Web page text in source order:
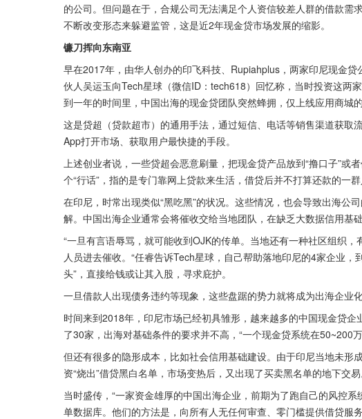
的公司。但问题在于，合规公司无法满足个人资信较差人群的借款需
不断改变形态来躲避监管，这是近2年现金贷市场发展的缩影。
镰刀挥向东南亚
早在2017年，由华人创办的印飞科技、Rupiahplus，两家印尼现金
伙人吴运玉向Tech星球（微信ID：tech618）回忆称，当时投资这两
到一年的时间里，中国出海的现金贷团队突然蜂拥，仅上线应用商城
这是贷超（贷款超市）的通用手法，通过短信、电话等销售渠道获取
App打开市场、获取用户最快捷的手段。
上述创业者说，一些贷超会恶意刷量，把现金贷产品放到“撸口子”或
个“行话”，指的是专门靠网上贷款来生活，借贷后并不打算还款的一群
在印尼，时常出现类似“黑吃黑”的状况。这些情况，也会导致出海公
解。中国出海企业通常会将催收交给当地团队，在缺乏大数据信用基
“一旦有言语辱骂，就可能收到OJK的传单。当地还有一种社区组织
人员进去催收。“任睿告诉Tech星球，自己帮助落地印尼的4家企业
头”，直接给钱或让其入股，寻求庇护。
一旦借款人出现债务违约等现象，这些盘踞的势力就将成为出海企业化
时间来到2018年，印尼市场已经初具雏形，越来越多的中国现金贷
了30家，出海对基础条件的要求并不高，“一个现金贷系统在50~200
但还有很多的隐形成本，比如社会信用基础建设。由于印尼当地未形
资“烧出”借贷黑白名单，市场变热后，又出现了买卖黑名单的地下交易
当时盛传，“一家资金雄厚的中国出海企业，前期为了跑自己的风控
单数据库。他们的方法是，向所有人无任何审查、零门槛提供借贷服